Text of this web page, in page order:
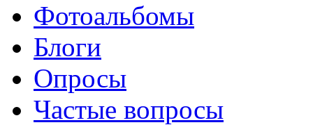
Фотоальбомы
Блоги
Опросы
Частые вопросы